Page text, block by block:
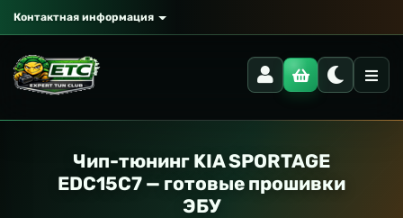
Контактная информация
Чип-тюнинг KIA SPORTAGE
EDC15C7 — готовые прошивки
ЭБУ